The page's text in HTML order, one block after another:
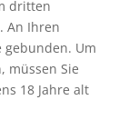
dritten
An Ihren
Um
müssen Sie
18 Jahre alt